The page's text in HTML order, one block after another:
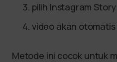
pilih Instagram Story
video akan
Metode ini cocok untuk